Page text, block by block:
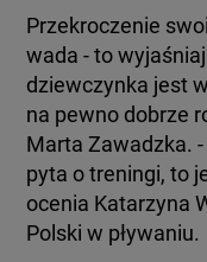
Przekroczenie
wada - to
dziewczynka jest
na pewno dobrze
Marta Zawadzka. -
pyta o treningi, to
ocenia Katarzyna
Polski w pływaniu.